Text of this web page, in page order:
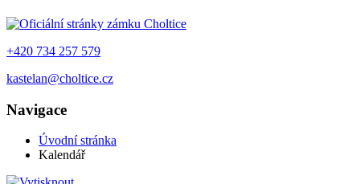
+420 734 257 579
kastelan@choltice.cz
Navigace
Úvodní stránka
Kalendář